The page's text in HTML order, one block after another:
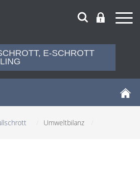
E-SCHROTT
Umweltbilanz